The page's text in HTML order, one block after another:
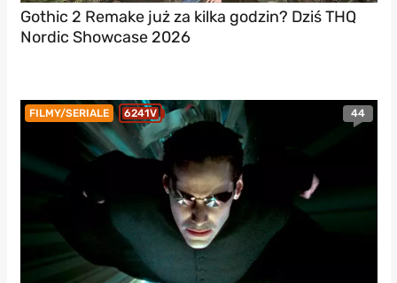
Gothic 2 Remake już za kilka godzin? Dziś THQ
Nordic Showcase 2026
FILMY/SERIALE 6241V 44